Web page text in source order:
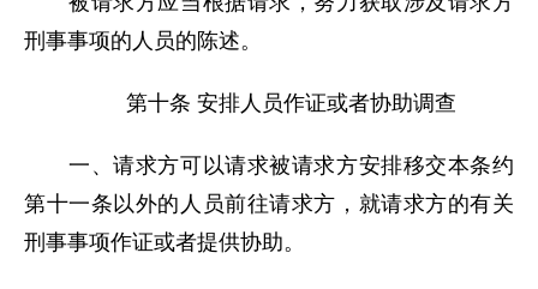
刑事事项的人员的陈述。
第十条 安排人员作证或者协助调查
一、请求方可以请求被请求方安排移交本条约
第十一条以外的人员前往请求方，就请求方的有关
刑事事项作证或者提供协助。